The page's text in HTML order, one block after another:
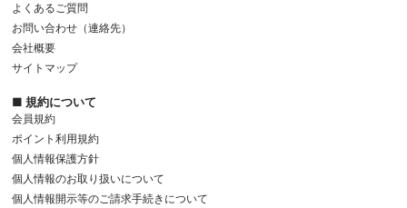
よくあるご質問
お問い合わせ（連絡先）
会社概要
サイトマップ
■ 規約について
会員規約
ポイント利用規約
個人情報保護方針
個人情報のお取り扱いについて
個人情報開示等のご請求手続きについて